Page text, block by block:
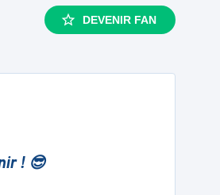
DEVENIR FAN
! 😎